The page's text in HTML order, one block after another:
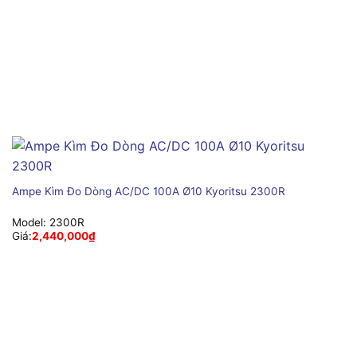
Ampe Kìm Đo Dòng AC/DC 100A Ø10 Kyoritsu 2300R
Model: 2300R
Giá:2,440,000₫